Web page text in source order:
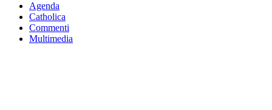
Agenda
Catholica
Commenti
Multimedia